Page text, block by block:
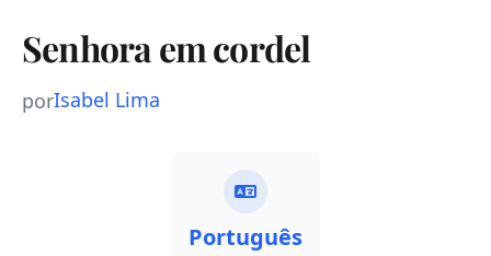
Senhora em cordel
porIsabel Lima
Português